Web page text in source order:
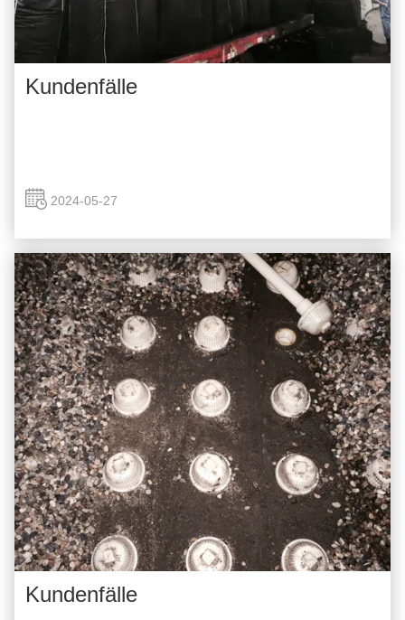
Kundenfälle
2024-05-27
Kundenfälle